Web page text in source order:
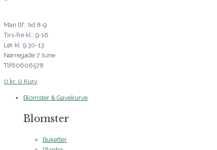
Man tlf.: tid 8-9
Tirs-fre kl.: 9-16
Lør kl. 9.30-13
Nørregade 7, tune
Tlf60606578
0 kr. 0 Kurv
Blomster & Gavekurve
Blomster
Buketter